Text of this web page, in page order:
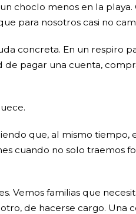
choclo menos en la playa.
para nosotros casi no
concreta. En un respiro
pagar una cuenta,
que, al mismo tiempo,
cuando no solo traemos
Vemos familias que
de hacerse cargo.